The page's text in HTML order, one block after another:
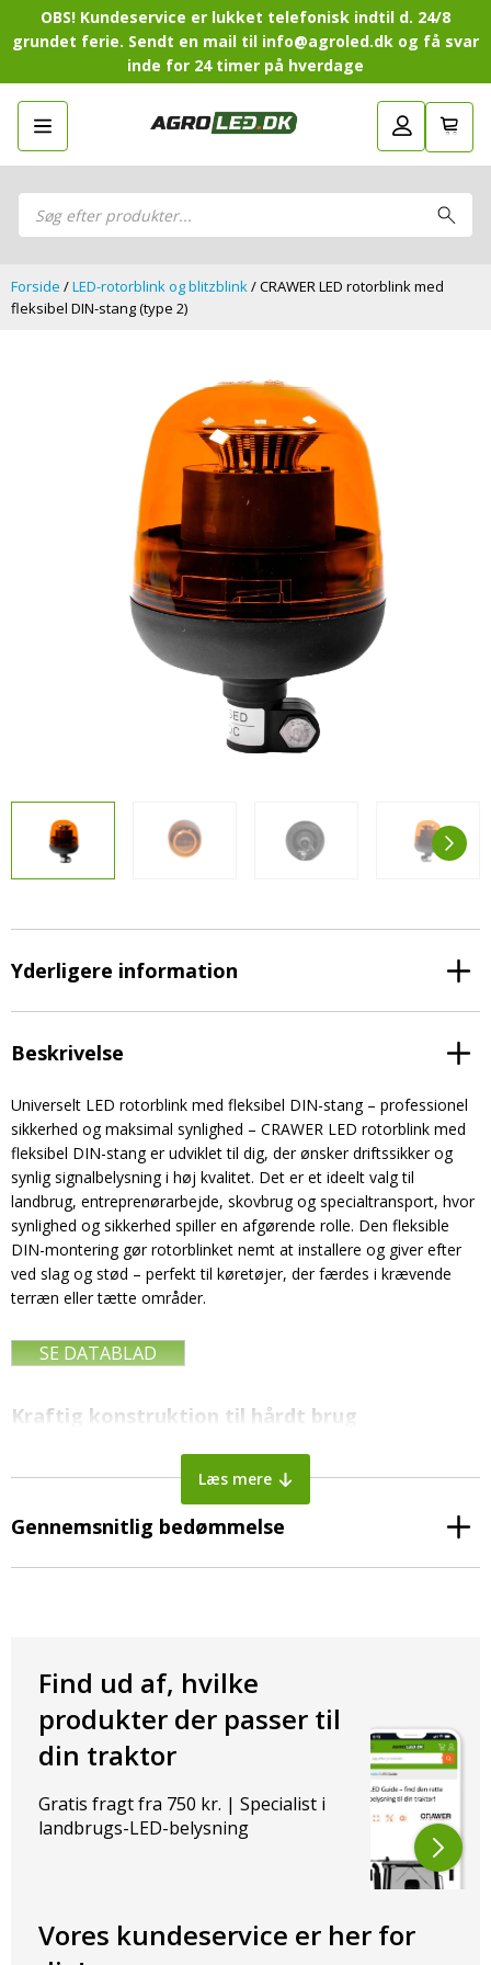
OBS! Kundeservice er lukket telefonisk indtil d. 24/8
grundet ferie. Sendt en mail til info@agroled.dk og få svar
inde for 24 timer på hverdage
Products
search
LED-Guide
Sammensæt din egen LED-pakke.
LED-arbejdslamper
LED-barer og fjernlys
LED-baglygter
LED-rotorblink og blitzblink
LED-Belysningssæt
LED-sprøjtebelysning
LED-fordelspakker til traktorer
LED-armaturer og LED-værkstedslys
Stik, kabelbindere og relæer til traktor
og landbrug
FAQs – Ofte stillede spørgsmål
Gå tilbage
LED-
Sammensæt din egen LED-
LED-arbejdslamper
LED-barer og fjernlys
LED-baglygter
LED-rotorblink og blitzblink
LED-Belysningssæt
LED-sprøjtebelysning
LED-fordelspakker til traktorer
LED-armaturer og LED-værkstedslys
Stik, kabelbindere og relæer til traktor og
Forside /LED-rotorblink og blitzblink/ CRAWER LED rotorblink med
fleksibel DIN-stang (type 2)
Yderligere information
Beskrivelse
Universelt LED rotorblink med fleksibel DIN-stang – professionel
sikkerhed og maksimal synlighed – CRAWER LED rotorblink med
fleksibel DIN-stang er udviklet til dig, der ønsker driftssikker og
synlig signalbelysning i høj kvalitet. Det er et ideelt valg til
landbrug, entreprenørarbejde, skovbrug og specialtransport, hvor
synlighed og sikkerhed spiller en afgørende rolle. Den fleksible
DIN-montering gør rotorblinket nemt at installere og giver efter
ved slag og stød – perfekt til køretøjer, der færdes i krævende
terræn eller tætte områder.
SE DATABLAD
Kraftig konstruktion til hårdt brug
slagfast polypropylen og linsen af slidstærkt polycarbonat.
Kombinationen sikrer lang holdbarhed og modstandskraft mod
både stød, UV-stråling og kemikalier. Rotorblinket er IP69K-
på offentlig vej i hele Europa. Det er desuden ECE R10-certificeret
og EMC-undertrykt efter CISPR klasse 4, hvilket sikrer, at lygten
ikke forstyrrer andet elektronisk udstyr. Det er især en fordel, hvis
du bruger rotorblinket sammen med radioer, sensorer eller andet
følsomt udstyr på dine maskiner.
Fire kraftige lysmønstre – vælg det rette til
Du får fleksibilitet med fire indbyggede blinkmønstre, som nemt
Læs mere
Gennemsnitlig bedømmelse
Find ud af, hvilke
produkter der passer til
din traktor
Gratis fragt fra 750 kr. | Specialist i
landbrugs-LED-belysning
Vores kundeservice er her for